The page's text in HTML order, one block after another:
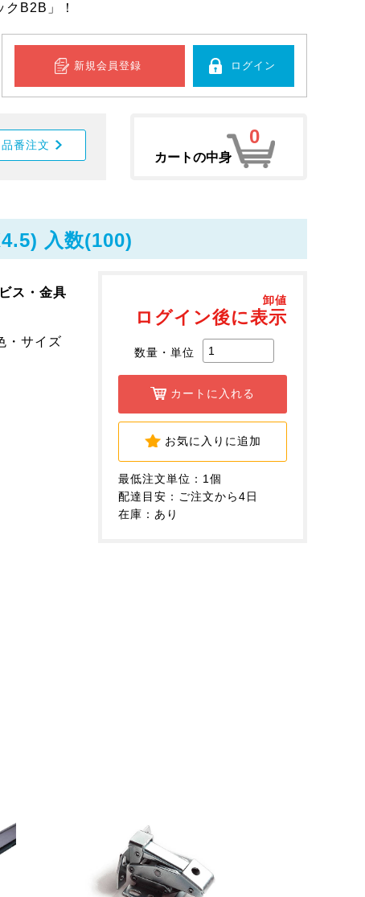
B2B」！
新規会員登録 ログイン
品番注文
カートの中身
0
入数(100)
卸値
ログイン後に表示
数量・単位
カートに入れる
お気に入りに追加
最低注文単位：1個
配達目安：ご注文から4日
在庫：あり
ス・金具
・サイズ